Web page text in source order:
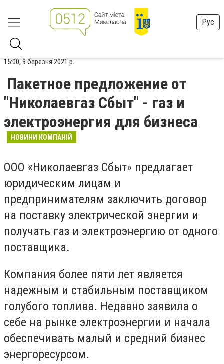
Рус
15:00, 9 березня 2021 р.
Пакетное предложение от
"Николаевгаз Сбыт" - газ и
электроэнергия для бизнеса
НОВИНИ КОМПАНІЙ
ООО «Николаевгаз Сбыт» предлагает
юридическим лицам и
предпринимателям заключить договор
на поставку электрической энергии и
получать газ и электроэнергию от одного
поставщика.
Компания более пяти лет является
надежным и стабильным поставщиком
голубого топлива. Недавно заявила о
себе на рынке электроэнергии и начала
обеспечивать малый и средний бизнес
энергоресурсом.